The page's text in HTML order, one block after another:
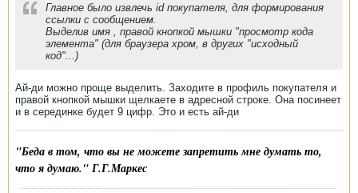
Главное было извлечь id покупателя, для формирования
ссылки с сообщением.
Выделив имя , правой кнопкой мышки "просмотр кода
элемента" (для браузера хром, в других "исходный
код"...)
Ай-ди можно проще выделить. Заходите в профиль покупателя и
правой кнопкой мышки щелкаете в адресной строке. Она посинеет
и в серединке будет 9 цифр. Это и есть ай-ди
"Беда в том, что вы не можете запретить мне думать то,
что я думаю." Г.Г.Маркес